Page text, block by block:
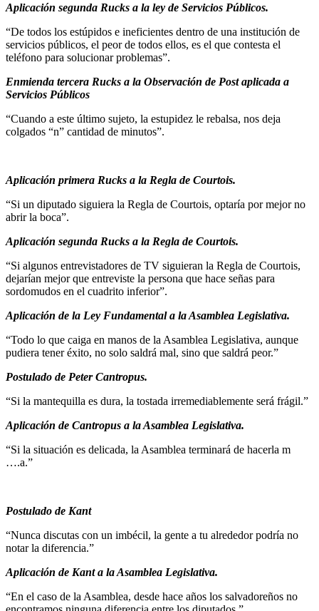
Aplicación segunda Rucks a la ley de Servicios Públicos.
“De todos los estúpidos e ineficientes dentro de una institución de
servicios públicos, el peor de todos ellos, es el que contesta el
teléfono para solucionar problemas”.
Enmienda tercera Rucks a la Observación de Post aplicada a
Servicios Públicos
“Cuando a este último sujeto, la estupidez le rebalsa, nos deja
colgados “n” cantidad de minutos”.
Aplicación primera Rucks a la Regla de Courtois.
“Si un diputado siguiera la Regla de Courtois, optaría por mejor no
abrir la boca”.
Aplicación segunda Rucks a la Regla de Courtois.
“Si algunos entrevistadores de TV siguieran la Regla de Courtois,
dejarían mejor que entreviste la persona que hace señas para
sordomudos en el cuadrito inferior”.
Aplicación de la Ley Fundamental a la Asamblea Legislativa.
“Todo lo que caiga en manos de la Asamblea Legislativa, aunque
pudiera tener éxito, no solo saldrá mal, sino que saldrá peor.”
Postulado de Peter Cantropus.
“Si la mantequilla es dura, la tostada irremediablemente será frágil.”
Aplicación de Cantropus a la Asamblea Legislativa.
“Si la situación es delicada, la Asamblea terminará de hacerla m
….a.”
Postulado de Kant
“Nunca discutas con un imbécil, la gente a tu alrededor podría no
notar la diferencia.”
Aplicación de Kant a la Asamblea Legislativa.
“En el caso de la Asamblea, desde hace años los salvadoreños no